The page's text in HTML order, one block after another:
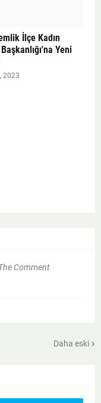
İlçe Kadın
Yeni
2023
Comment
Daha eski